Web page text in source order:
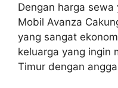
Dengan harga
Mobil Avanza
yang sangat
keluarga yang ingin
Timur dengan